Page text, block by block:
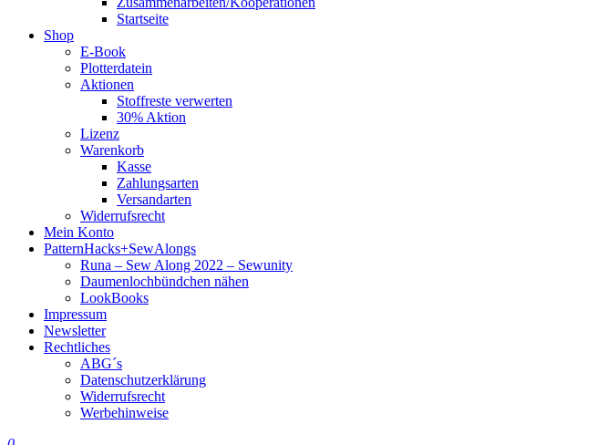
Startseite
Shop
E-Book
Plotterdatein
Aktionen
Stoffreste verwerten
30% Aktion
Lizenz
Warenkorb
Kasse
Zahlungsarten
Versandarten
Widerrufsrecht
Mein Konto
PatternHacks+SewAlongs
Runa – Sew Along 2022 – Sewunity
Daumenlochbündchen nähen
LookBooks
Impressum
Newsletter
Rechtliches
ABG´s
Datenschutzerklärung
Widerrufsrecht
Werbehinweise